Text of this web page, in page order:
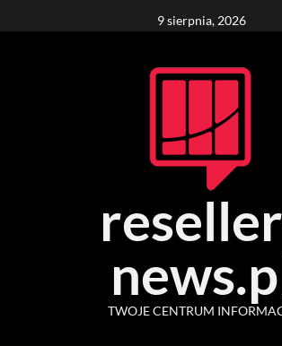
to
9 sierpnia, 2026
TWOJE CENTRUM